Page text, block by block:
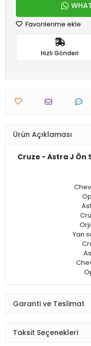
Favorilerime ekle
Hızlı Gönderi
Ürün Açıklaması
Cruze - Astra J Ön
Yan
Garanti ve Teslimat
Taksit Seçenekleri